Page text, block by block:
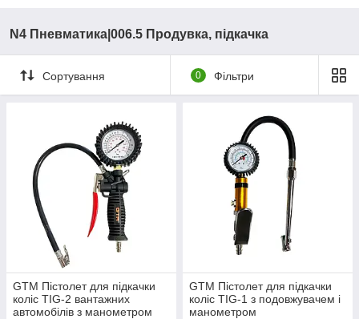
N4 Пневматика|006.5 Продувка, підкачка
Сортування 0 Фільтри
GTM Пістолет для підкачки
коліс TIG-2 вантажних
автомобілів з манометром
GTM Пістолет для підкачки
коліс TIG-1 з подовжувачем і
манометром